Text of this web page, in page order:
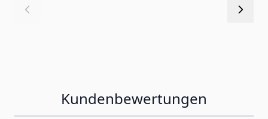
Kundenbewertungen